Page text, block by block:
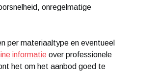
onregelmatige
per materiaaltype en eventueel
informatie over professionele
het om het aanbod goed te